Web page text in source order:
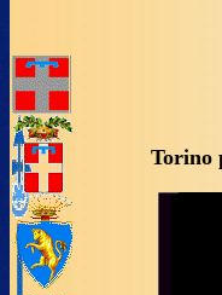
Torino